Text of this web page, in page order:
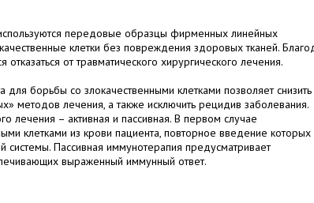
передовые образцы фирменных линейных
клетки без повреждения здоровых тканей.
от травматического хирургического лечения.
борьбы со злокачественными клетками позволяет снизить
методов лечения, а также исключить рецидив заболевания.
лечения – активная и пассивная. В первом случае
клетками из крови пациента, повторное введение которых
Пассивная иммунотерапия предусматривает
выраженный иммунный ответ.